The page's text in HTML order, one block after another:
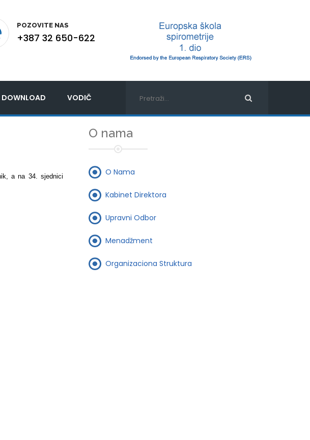
POZOVITE NAS
+387 32 650-622
DOWNLOAD VODIČ
a na 34. sjednici
O nama
O Nama
Kabinet Direktora
Upravni Odbor
Menadžment
Organizaciona Struktura